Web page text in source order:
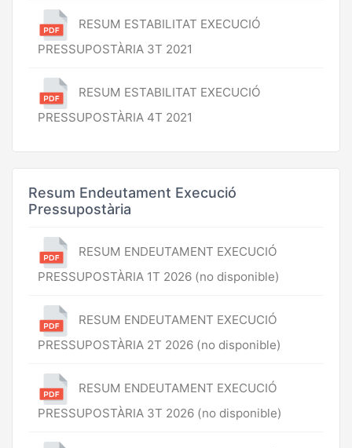
RESUM ESTABILITAT EXECUCIÓ
PRESSUPOSTÀRIA 3T 2021
RESUM ESTABILITAT EXECUCIÓ
PRESSUPOSTÀRIA 4T 2021
Resum Endeutament Execució
Pressupostària
RESUM ENDEUTAMENT EXECUCIÓ
PRESSUPOSTÀRIA 1T 2026 (no disponible)
RESUM ENDEUTAMENT EXECUCIÓ
PRESSUPOSTÀRIA 2T 2026 (no disponible)
RESUM ENDEUTAMENT EXECUCIÓ
PRESSUPOSTÀRIA 3T 2026 (no disponible)